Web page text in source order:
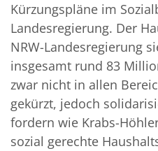
Kürzungspläne im
Landesregierung. Der
NRW-Landesregierung
insgesamt rund 83
zwar nicht in allen
gekürzt, jedoch
fordern wie Krabs-
sozial gerechte